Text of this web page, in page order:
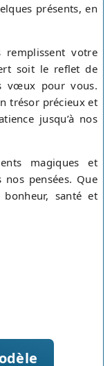
présents, en
votre
soit le reflet de
vœux pour vous.
trésor précieux et
jusqu’à nos
magiques et
pensées. Que
santé et